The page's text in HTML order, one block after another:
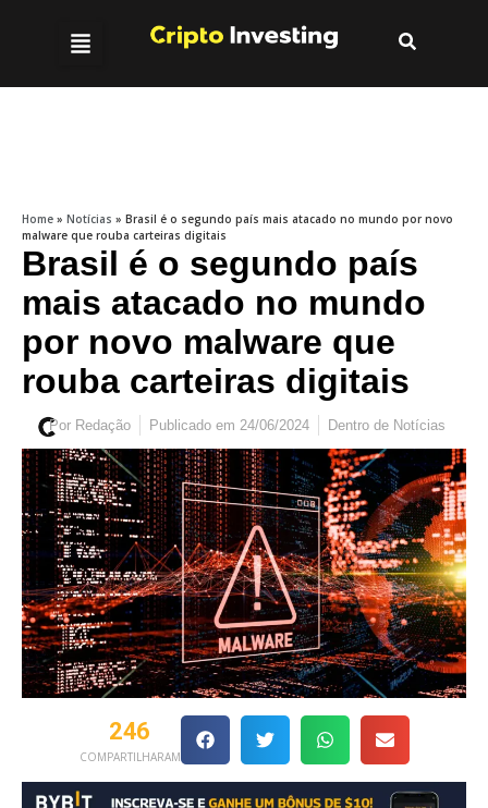
Home » Notícias » Brasil é o segundo país mais atacado no mundo por novo
malware que rouba carteiras digitais
Brasil é o segundo país
mais atacado no mundo
por novo malware que
rouba carteiras digitais
Por Redação Publicado em 24/06/2024 Dentro de Notícias
COMPARTILHARAM
246